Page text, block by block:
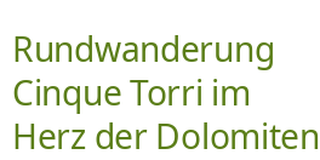
Rundwanderung
Cinque Torri im
Herz der Dolomiten